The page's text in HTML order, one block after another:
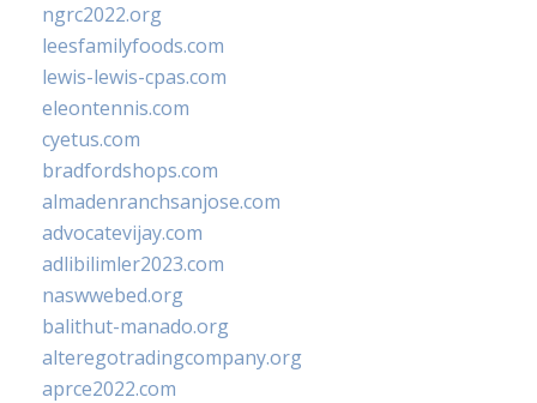
ngrc2022.org
leesfamilyfoods.com
lewis-lewis-cpas.com
eleontennis.com
cyetus.com
bradfordshops.com
almadenranchsanjose.com
advocatevijay.com
adlibilimler2023.com
naswwebed.org
balithut-manado.org
alteregotradingcompany.org
aprce2022.com